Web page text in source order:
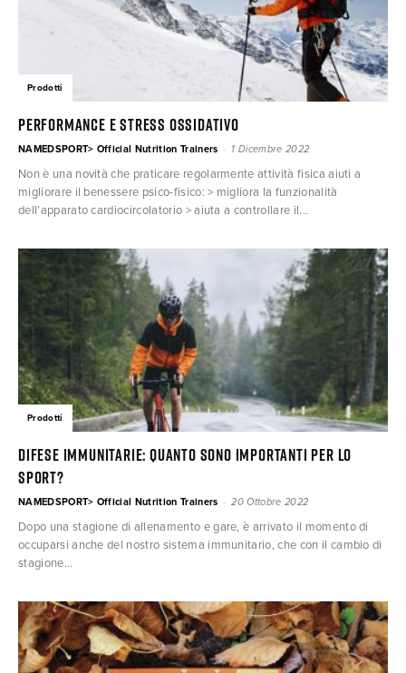
Prodotti
PERFORMANCE E STRESS OSSIDATIVO
NAMEDSPORT> Official Nutrition Trainers - 1 Dicembre 2022
Non è una novità che praticare regolarmente attività fisica aiuti a
migliorare il benessere psico-fisico: > migliora la funzionalità
dell’apparato cardiocircolatorio > aiuta a controllare il...
Prodotti
Difese immunitarie: quanto sono importanti per lo
sport?
NAMEDSPORT> Official Nutrition Trainers - 20 Ottobre 2022
Dopo una stagione di allenamento e gare, è arrivato il momento di
occuparsi anche del nostro sistema immunitario, che con il cambio di
stagione...